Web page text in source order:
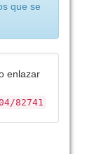
que se
enlazar
82741